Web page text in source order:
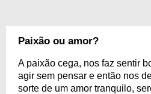
Paixão ou amor?
A paixão cega, nos faz sentir
agir sem pensar e então nos
sorte de um amor tranquilo,